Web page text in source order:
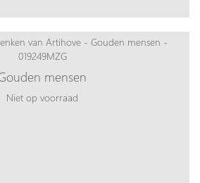
mensen
Niet op voorraad